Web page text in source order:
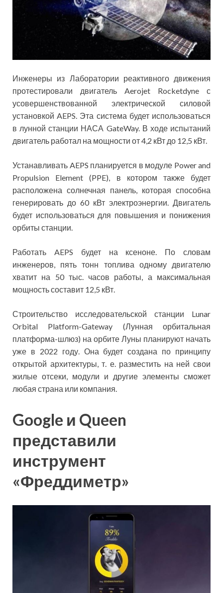
Инженеры из Лаборатории реактивного движения
протестировали двигатель Aerojet Rocketdyne с
усовершенствованной электрической силовой
установкой AEPS. Эта система будет использоваться
в лунной станции НАСА GateWay. В ходе испытаний
двигатель работал на мощности от 4,2 кВт до 12,5 кВт.
Устанавливать AEPS планируется в модуле Power and
Propulsion Element (PPE), в котором также будет
расположена солнечная панель, которая способна
генерировать до 60 кВт электроэнергии. Двигатель
будет использоваться для повышения и понижения
орбиты станции.
Работать AEPS будет на ксеноне. По словам
инженеров, пять тонн топлива одному двигателю
хватит на 50 тыс. часов работы, а максимальная
мощность составит 12,5 кВт.
Строительство исследовательской станции Lunar
Orbital Platform-Gateway (Лунная орбитальная
платформа-шлюз) на орбите Луны планируют начать
уже в 2022 году. Она будет создана по принципу
открытой архитектуры, т. е. разместить на ней свои
жилые отсеки, модули и другие элементы сможет
любая страна или компания.
Google и Queen
представили
инструмент
«Фреддиметр»